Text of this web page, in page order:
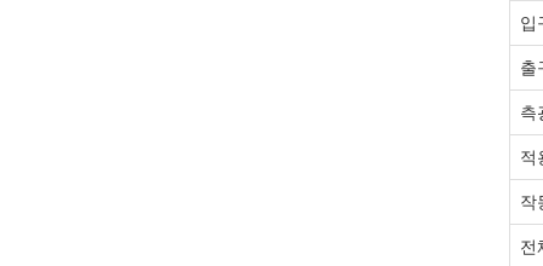
입
출
측
적
작
전